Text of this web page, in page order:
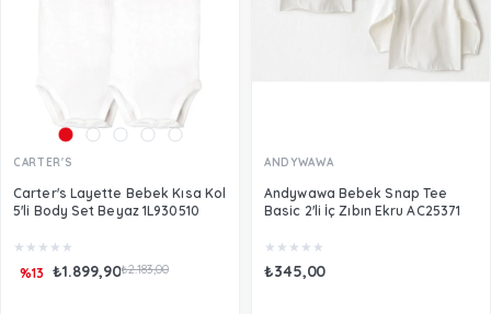
CARTER'S
Carter's Layette Bebek Kısa Kol
5'li Body Set Beyaz 1L930510
★ ★ ★ ★ ★
₺1.899,90₺2.183,00
%13
ANDYWAWA
Andywawa Bebek Snap Tee
Basic 2'li İç Zıbın Ekru AC25371
★ ★ ★ ★ ★
₺345,00